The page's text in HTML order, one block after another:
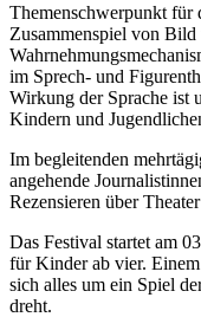
Themenschwerpunkt für
Zusammenspiel von Bild
im Sprech- und
Wirkung der Sprache ist
Kindern und
Im begleitenden
angehende
Rezensieren über
Das Festival startet am
für Kinder ab vier.
sich alles um ein Spiel
dreht.